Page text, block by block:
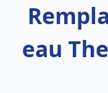
eau